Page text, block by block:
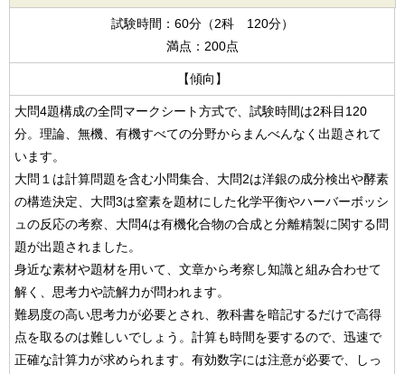
試験時間：60分（2科 120分）
満点：200点
【傾向】
大問4題構成の全問マークシート方式で、試験時間は2科目120
分。理論、無機、有機すべての分野からまんべんなく出題されて
います。
大問１は計算問題を含む小問集合、大問2は洋銀の成分検出や酵素
の構造決定、大問3は窒素を題材にした化学平衡やハーバーボッシ
ュの反応の考察、大問4は有機化合物の合成と分離精製に関する問
題が出題されました。
身近な素材や題材を用いて、文章から考察し知識と組み合わせて
解く、思考力や読解力が問われます。
難易度の高い思考力が必要とされ、教科書を暗記するだけで高得
点を取るのは難しいでしょう。計算も時間を要するので、迅速で
正確な計算力が求められます。有効数字には注意が必要で、しっ